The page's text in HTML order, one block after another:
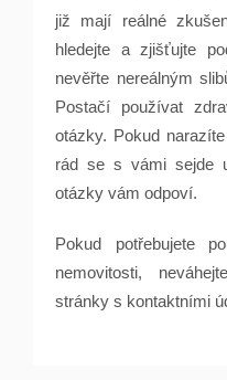
již mají reálné
hledejte a zjišťujte
nevěřte nereálným
Postačí používat
otázky. Pokud
rád se s vámi sejde
otázky vám odpoví.
Pokud potřebujete
nemovitosti,
stránky s kontaktními